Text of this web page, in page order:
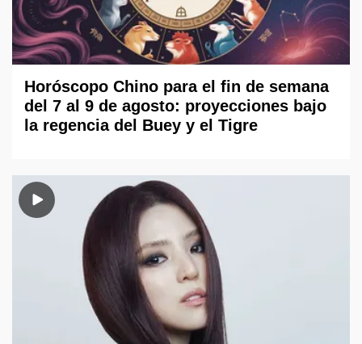
Horóscopo Chino para el fin de semana
del 7 al 9 de agosto: proyecciones bajo
la regencia del Buey y el Tigre